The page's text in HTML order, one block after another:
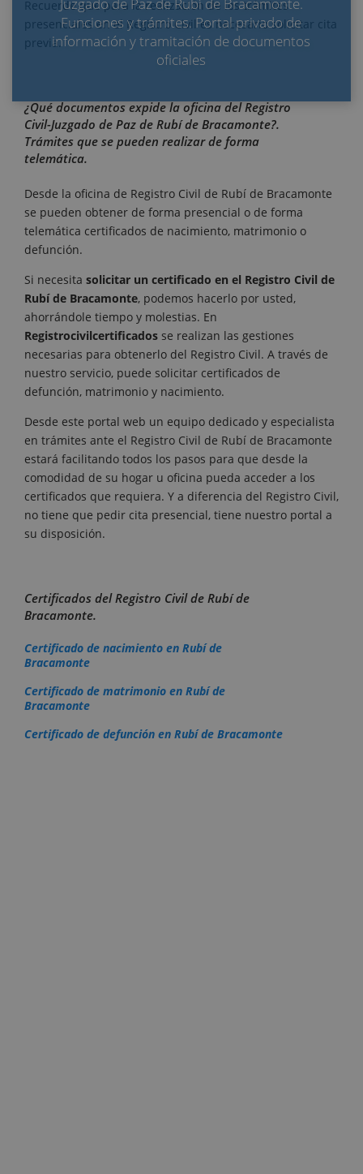
Juzgado de Paz de Rubí de Bracamonte.
Funciones y trámites. Portal privado de
información y tramitación de documentos
oficiales
Recuerde que para la realización de los trámites
presenciales en el Registro Civil es necesario solicitar cita
previa.
¿Qué documentos expide la oficina del Registro
Civil-Juzgado de Paz de Rubí de Bracamonte?.
Trámites que se pueden realizar de forma
telemática.
Desde la oficina de Registro Civil de Rubí de Bracamonte
se pueden obtener de forma presencial o de forma
telemática certificados de nacimiento, matrimonio o
defunción.
Si necesita solicitar un certificado en el Registro Civil de
Rubí de Bracamonte, podemos hacerlo por usted,
ahorrándole tiempo y molestias. En
Registrocivilcertificados se realizan las gestiones
necesarias para obtenerlo del Registro Civil. A través de
nuestro servicio, puede solicitar certificados de
defunción, matrimonio y nacimiento.
Desde este portal web un equipo dedicado y especialista
en trámites ante el Registro Civil de Rubí de Bracamonte
estará facilitando todos los pasos para que desde la
comodidad de su hogar u oficina pueda acceder a los
certificados que requiera. Y a diferencia del Registro Civil,
no tiene que pedir cita presencial, tiene nuestro portal a
su disposición.
Certificados del Registro Civil de Rubí de
Bracamonte.
Certificado de nacimiento en Rubí de
Bracamonte
Certificado de matrimonio en Rubí de
Bracamonte
Certificado de defunción en Rubí de Bracamonte